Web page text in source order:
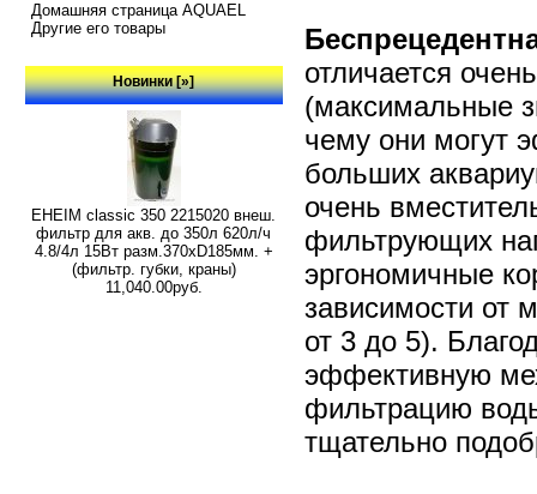
Домашняя страница AQUAEL
Другие его товары
Новинки [»]
EHEIM classic 350 2215020 внеш.
фильтр для акв. до 350л 620л/ч
4.8/4л 15Вт разм.370хD185мм. +
(фильтр. губки, краны)
11,040.00руб.
отличается
(максимальные
чему они могут
больших
очень
фильтрующих
эргономичные
зависимости от
от 3 до 5).
эффективную
фильтрацию
тщательно